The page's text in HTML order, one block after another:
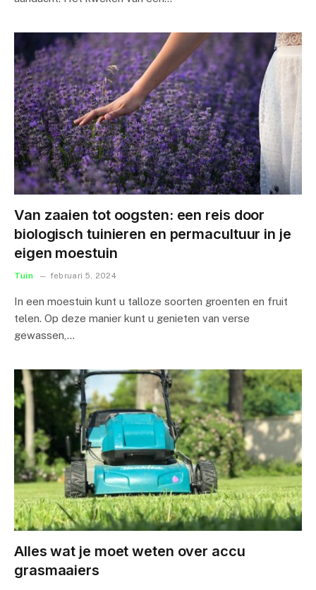
Van zaaien tot oogsten: een reis door
biologisch tuinieren en permacultuur in je
eigen moestuin
Tuin februari 5, 2024
In een moestuin kunt u talloze soorten groenten en fruit
telen. Op deze manier kunt u genieten van verse
gewassen,…
Alles wat je moet weten over accu
grasmaaiers